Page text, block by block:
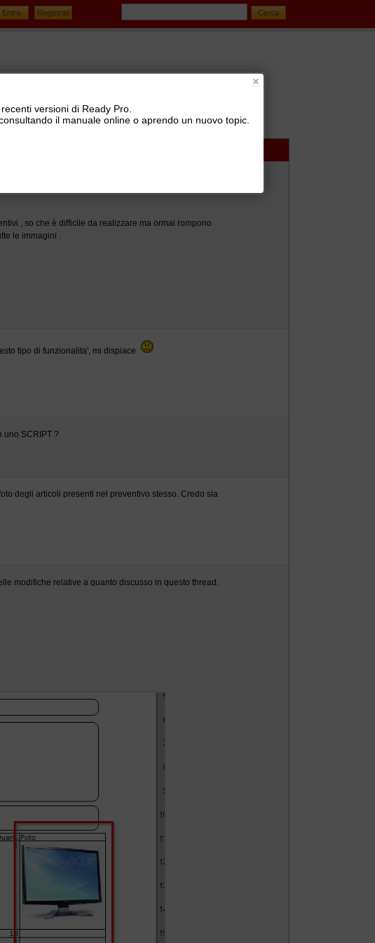
, so che è difficile da realizzare ma ormai rompono
le immagini .
tipo di funzionalita', mi dispiace
uno SCRIPT ?
degli articoli presenti nel preventivo stesso. Credo sia
modifiche relative a quanto discusso in questo thread.
versioni di Ready Pro.
il manuale online o aprendo un nuovo topic.